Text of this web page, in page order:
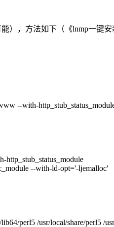
），方法如下（《lnmp一键安
--with-
--with-ld-opt='-ljemalloc'
perl5 /usr/local/share/perl5 /